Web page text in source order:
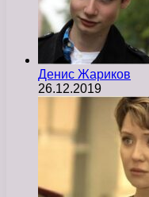
Денис Жариков
26.12.2019